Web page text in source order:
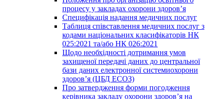
процесу у закладах охорони здоров’я
Специфікація надання медичних послуг
Таблиця співставлення медичних послуг з
кодами національних класифікаторів НК
025:2021 та/або НК 026:2021
Щодо необхідності дотримання умов
захищеної передачі даних до центральної
бази даних електронної системиохорони
здоров’я (ЦБД ЕСОЗ)
Про затвердження форми погодження
керівника закладу охорони здоров’я на